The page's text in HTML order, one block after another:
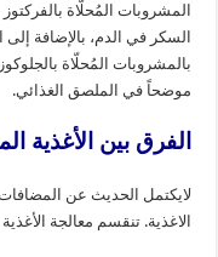
المشروبات المُحلّاة
السكر في الدم، بالإضافة
بالمشروبات المُحلّاة
موضحاً في الملصق الغذائي.
الفرق بين الأغذية
لايكتمل الحديث عن
الاغذية. تنقسم معالجة